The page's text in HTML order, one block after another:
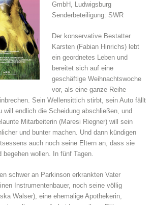
GmbH, Ludwigsburg
Senderbeteiligung: SWR
Der konservative Bestatter
Karsten (Fabian Hinrichs) lebt
ein geordnetes Leben und
bereitet sich auf eine
geschäftige Weihnachtswoche
vor, als eine ganze Reihe
Sein Wellensittich stirbt, sein Auto fällt
will endlich die Scheidung abschließen, und
Mitarbeiterin (Maresi Riegner) will sein
und bunter machen. Und dann kündigen
auch noch seine Eltern an, dass sie
begehen wollen. In fünf Tagen.
schwer an Parkinson erkrankten Vater
Instrumentenbauer, noch seine völlig
Walser), eine ehemalige Apothekerin,